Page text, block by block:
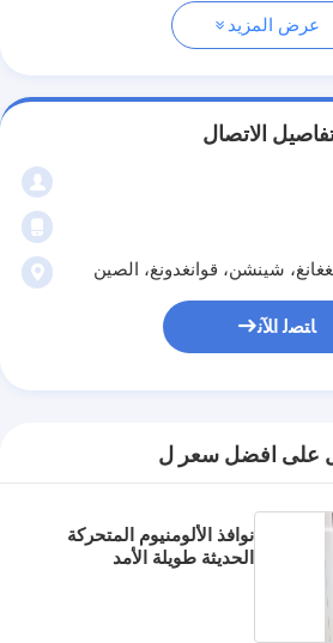
عرض المزيد
الاتصال
شينشن، قوانغدونغ، الصين
ﺎﺘﺼﻟ ﺍﻶﻧ
على افضل سعر ل
نوافذ الألومنيوم المتحركة
الحديثة طويلة الأمد